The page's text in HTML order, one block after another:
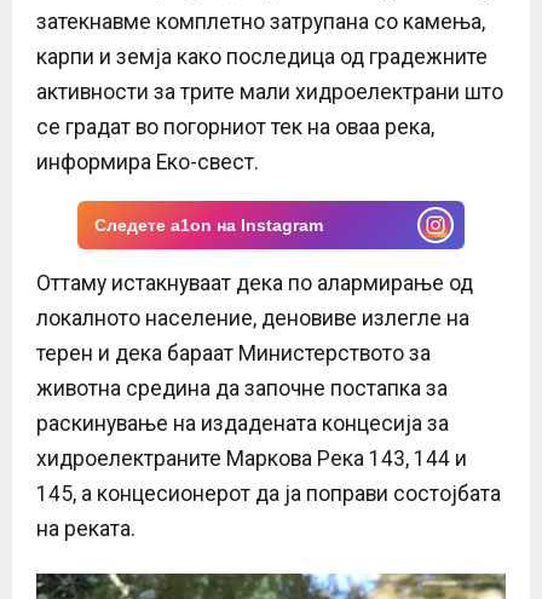
затекнавме комплетно затрупана со камења,
карпи и земја како последица од градежните
активности за трите мали хидроелектрани што
се градат во погорниот тек на оваа река,
информира Еко-свест.
Следете a1on на Instagram
Оттаму истакнуваат дека по алармирање од
локалното население, деновиве излегле на
терен и дека бараат Министерството за
животна средина да започне постапка за
раскинување на издадената концесија за
хидроелектраните Маркова Река 143, 144 и
145, а концесионерот да ја поправи состојбата
на реката.